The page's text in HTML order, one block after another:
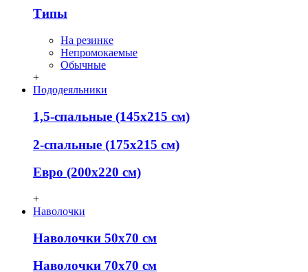
Типы
На резинке
Непромокаемые
Обычные
+
Пододеяльники
1,5-спальные (145х215 см)
2-спальные (175х215 см)
Евро (200х220 см)
+
Наволочки
Наволочки 50х70 см
Наволочки 70х70 см